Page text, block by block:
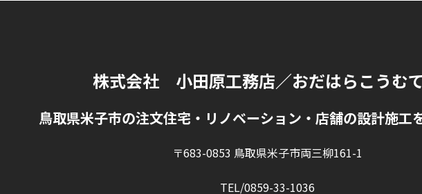
株式会社 小田原工務店／おだはらこうむ
鳥取県米子市の注文住宅・リノベーション・店舗の設計施工
〒683-0853 鳥取県米子市両三柳161-1
TEL/0859-33-1036